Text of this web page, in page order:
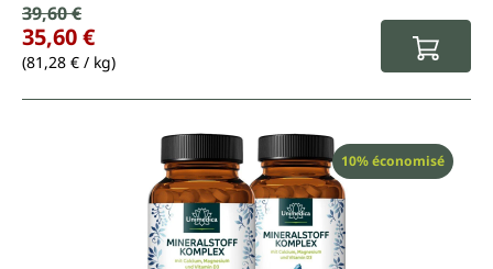
Prix de vente :
Prix régulier :
39,60 €
35,60 €
(81,28 € / kg)
Réduction
10% économisé